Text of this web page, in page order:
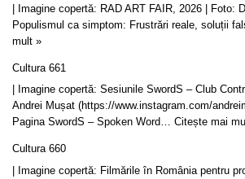
| Imagine copertă: RAD ART FAIR, 2026 | Foto:
Populismul ca simptom: Frustrări reale, soluții
mult »
Cultura 661
| Imagine copertă: Sesiunile SwordS – Club
Andrei Mușat (https://www.instagram.com/
Pagina SwordS – Spoken Word… Citește mai
Cultura 660
| Imagine copertă: Filmările în România pentru